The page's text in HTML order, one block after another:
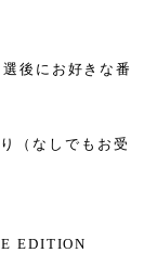
後にお好きな番
（なしでもお受
EDITION